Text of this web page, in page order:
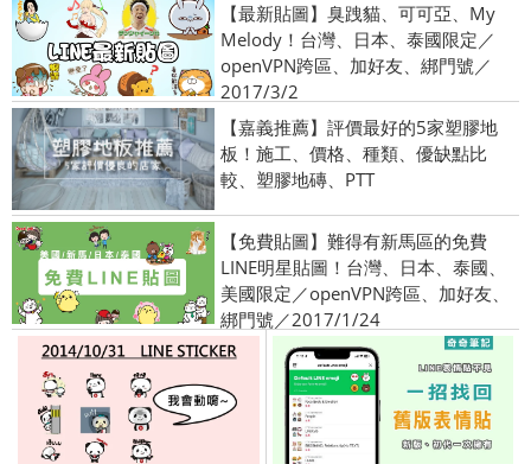
【最新貼圖】臭跩貓、可可亞、My
Melody！台灣、日本、泰國限定／
openVPN跨區、加好友、綁門號／
2017/3/2
【嘉義推薦】評價最好的5家塑膠地
板！施工、價格、種類、優缺點比
較、塑膠地磚、PTT
【免費貼圖】難得有新馬區的免費
LINE明星貼圖！台灣、日本、泰國、
美國限定／openVPN跨區、加好友、
綁門號／2017/1/24